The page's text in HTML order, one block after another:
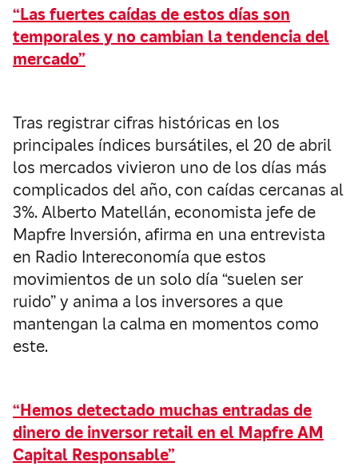
“Las fuertes caídas de estos días son
temporales y no cambian la tendencia del
mercado”
Tras registrar cifras históricas en los
principales índices bursátiles, el 20 de abril
los mercados vivieron uno de los días más
complicados del año, con caídas cercanas al
3%. Alberto Matellán, economista jefe de
Mapfre Inversión, afirma en una entrevista
en Radio Intereconomía que estos
movimientos de un solo día “suelen ser
ruido” y anima a los inversores a que
mantengan la calma en momentos como
este.
“Hemos detectado muchas entradas de
dinero de inversor retail en el Mapfre AM
Capital Responsable”